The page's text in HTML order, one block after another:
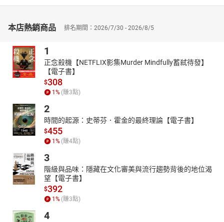
本店熱銷商品 排名期間：2026/7/30 - 2026/8/5
1
正念殺機【NETFLIX影集Murder Mindfully蓄弒待發】
【電子書】
$308
1% (賺3點)
2
時間的起源：史蒂芬．霍金的最終理論【電子書】
$455
1% (賺4點)
3
階級與品味：隱藏在文化審美與流行趨勢背後的地位渴
望【電子書】
$392
1% (賺3點)
4